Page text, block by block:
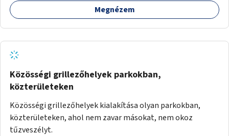
vagy akciónapokkal – bérleti és közüzemi díjak nélkül, a
Megnézem
Közösségi grillezőhelyek parkokban,
közterületeken
Közösségi grillezőhelyek kialakítása olyan parkokban,
közterületeken, ahol nem zavar másokat, nem okoz
tűzveszélyt.